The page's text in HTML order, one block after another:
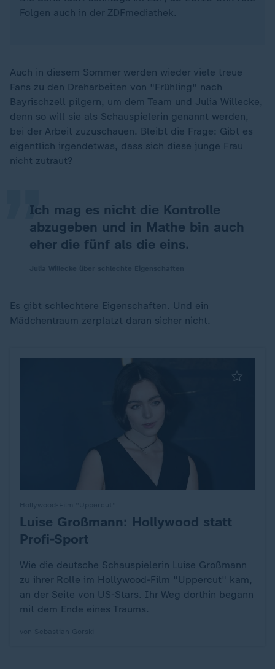
Folgen auch in der ZDFmediathek.
Auch in diesem Sommer werden wieder viele treue
Fans zu den Dreharbeiten von "Frühling" nach
Bayrischzell pilgern, um dem Team und Julia Willecke,
denn so will sie als Schauspielerin genannt werden,
bei der Arbeit zuzuschauen. Bleibt die Frage: Gibt es
eigentlich irgendetwas, dass sich diese junge Frau
nicht zutraut?
Ich mag es nicht die Kontrolle
abzugeben und in Mathe bin auch
eher die fünf als die eins.
„
Es gibt schlechtere Eigenschaften. Und ein
Mädchentraum zerplatzt daran sicher nicht.
:Luise Großmann: Hollywood statt
Profi-Sport
Wie die deutsche Schauspielerin Luise Großmann
zu ihrer Rolle im Hollywood-Film "Uppercut" kam,
an der Seite von US-Stars. Ihr Weg dorthin begann
mit dem Ende eines Traums.